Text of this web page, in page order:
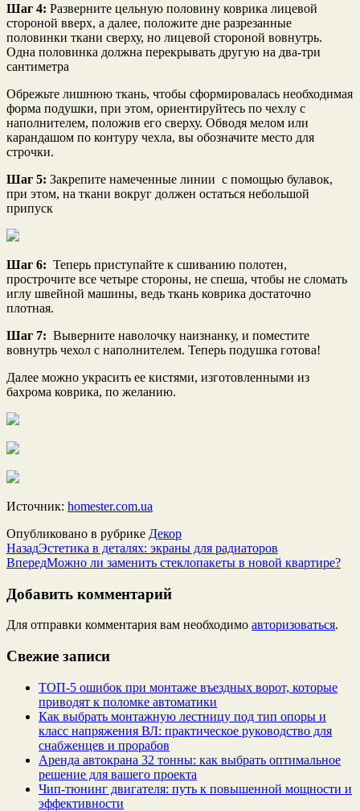
Шаг 4: Разверните цельную половину коврика лицевой
стороной вверх, а далее, положите дне разрезанные
половинки ткани сверху, но лицевой стороной вовнутрь.
Одна половинка должна перекрывать другую на два-три
сантиметра
Обрежьте лишнюю ткань, чтобы сформировалась необходимая
форма подушки, при этом, ориентируйтесь по чехлу с
наполнителем, положив его сверху. Обводя мелом или
карандашом по контуру чехла, вы обозначите место для
строчки.
Шаг 5: Закрепите намеченные линии с помощью булавок,
при этом, на ткани вокруг должен остаться небольшой
припуск
Шаг 6: Теперь приступайте к сшиванию полотен,
прострочите все четыре стороны, не спеша, чтобы не сломать
иглу швейной машины, ведь ткань коврика достаточно
плотная.
Шаг 7: Выверните наволочку наизнанку, и поместите
вовнутрь чехол с наполнителем. Теперь подушка готова!
Далее можно украсить ее кистями, изготовленными из
бахрома коврика, по желанию.
Источник: homester.com.ua
Опубликовано в рубрике Декор
НазадЭстетика в деталях: экраны для радиаторов
ВпередМожно ли заменить стеклопакеты в новой квартире?
Добавить комментарий
Для отправки комментария вам необходимо авторизоваться.
Свежие записи
ТОП-5 ошибок при монтаже въездных ворот, которые
приводят к поломке автоматики
Как выбрать монтажную лестницу под тип опоры и
класс напряжения ВЛ: практическое руководство для
снабженцев и прорабов
Аренда автокрана 32 тонны: как выбрать оптимальное
решение для вашего проекта
Чип‑тюнинг двигателя: путь к повышенной мощности и
эффективности